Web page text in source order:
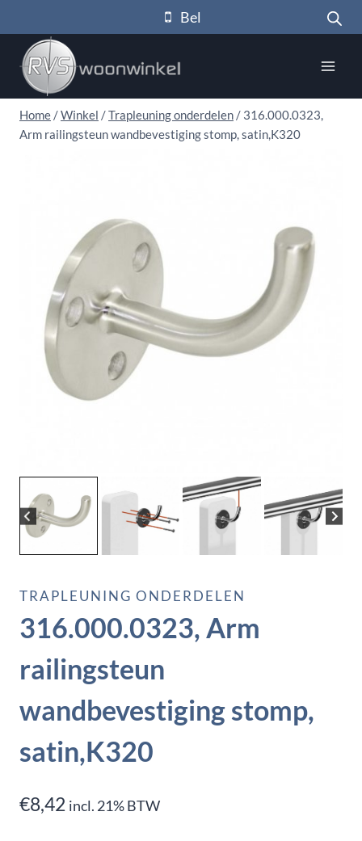
naar
inhoud
Bel
Home /Winkel /Trapleuning onderdelen / 316.000.0323,
Arm railingsteun wandbevestiging stomp, satin,K320
TRAPLEUNING ONDERDELEN
316.000.0323, Arm
railingsteun
wandbevestiging stomp,
satin,K320
€8,42 incl. 21% BTW